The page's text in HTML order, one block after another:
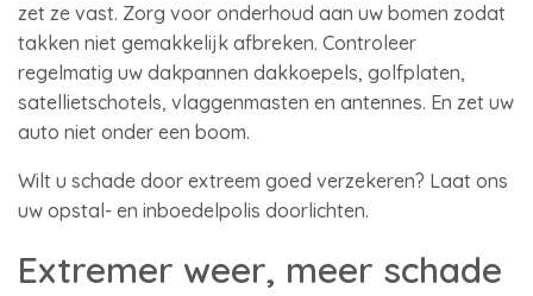
zet ze vast. Zorg voor onderhoud aan uw bomen zodat
takken niet gemakkelijk afbreken. Controleer
regelmatig uw dakpannen dakkoepels, golfplaten,
satellietschotels, vlaggenmasten en antennes. En zet uw
auto niet onder een boom.
Wilt u schade door extreem goed verzekeren? Laat ons
uw opstal- en inboedelpolis doorlichten.
Extremer weer, meer schade